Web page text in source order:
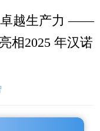
卓越生产力 ——
相2025 年汉诺